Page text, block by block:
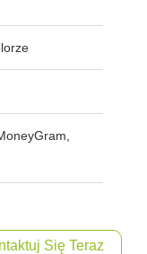
Się Teraz